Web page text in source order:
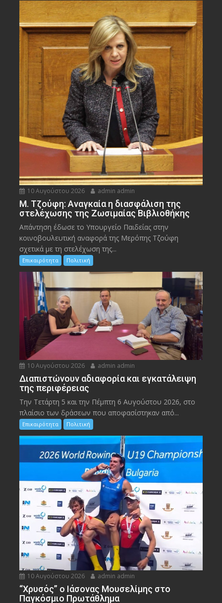
10 Αυγούστου 2026 admin admin
M. Τζούφη: Αναγκαία η διασφάλιση της
στελέχωσης της Ζωσιμαίας Βιβλιοθήκης
Απάντηση έδωσε το Υπουργείο Παιδείας στην
κοινοβουλευτική αναφορά της Μερόπης Τζούφη
σχετικά με τη στελέχωση της...
Επικαιρότητα Πολιτική
10 Αυγούστου 2026 admin admin
Διαπιστώνουν αδιαφορία και εγκατάλειψη
της περιφέρειας
Την Τετάρτη 5 και την Πέμπτη 6 Αυγούστου 2026, στο
πλαίσιο των δράσεων που αποφασίστηκαν από...
Επικαιρότητα Πολιτική
10 Αυγούστου 2026 admin admin
“Χρυσός” ο Ιάσονας Μουσελίμης στο
Παγκόσμιο Πρωτάθλημα